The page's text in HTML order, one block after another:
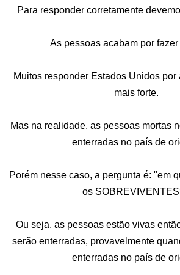
Para responder corretamente
As pessoas acabam por
Muitos responder Estados Unidos
mais forte.
Mas na realidade, as pessoas mortas
enterradas no país de
Porém nesse caso, a pergunta é: "em
os
Ou seja, as pessoas estão vivas
serão enterradas, provavelmente
enterradas no país de